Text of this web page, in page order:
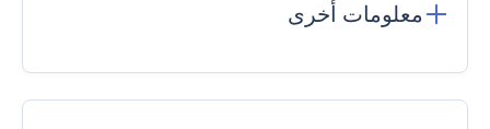
معلومات أخرى